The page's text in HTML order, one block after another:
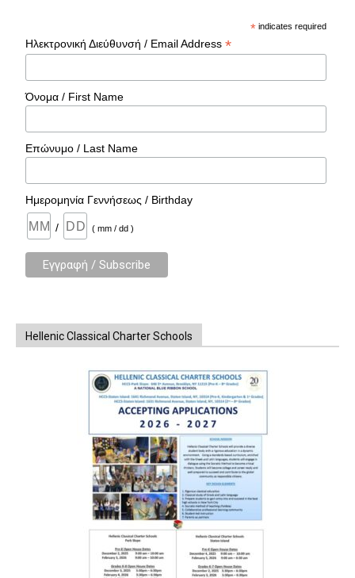
* indicates required
Ηλεκτρονική Διεύθυνσή / Email Address*
Όνομα / First Name
Επώνυμο / Last Name
Ημερομηνία Γεννήσεως / Birthday
/ ( mm / dd )
Hellenic Classical Charter Schools